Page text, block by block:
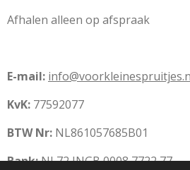
Afhalen alleen op afspraak
E-mail:
KvK: 77592077
BTW Nr: NL861057685B01
Bank:NL72 INGB 0008 7722 77